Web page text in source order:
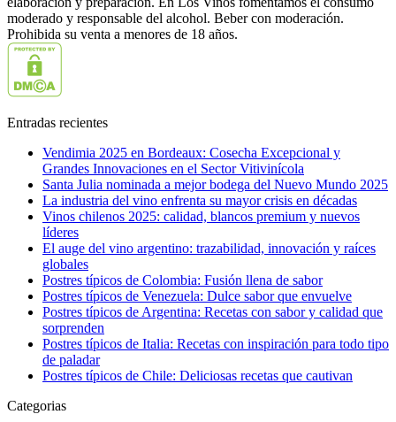
moderado y responsable del alcohol. Beber con moderación.
Prohibida su venta a menores de 18 años.
Entradas recientes
Vendimia 2025 en Bordeaux: Cosecha Excepcional y
Grandes Innovaciones en el Sector Vitivinícola
Santa Julia nominada a mejor bodega del Nuevo Mundo 2025
La industria del vino enfrenta su mayor crisis en décadas
Vinos chilenos 2025: calidad, blancos premium y nuevos
líderes
El auge del vino argentino: trazabilidad, innovación y raíces
globales
Postres típicos de Colombia: Fusión llena de sabor
Postres típicos de Venezuela: Dulce sabor que envuelve
Postres típicos de Argentina: Recetas con sabor y calidad que
sorprenden
Postres típicos de Italia: Recetas con inspiración para todo tipo
de paladar
Postres típicos de Chile: Deliciosas recetas que cautivan
Categorias